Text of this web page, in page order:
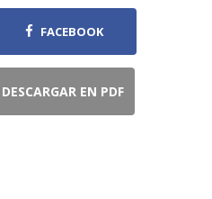
FACEBOOK
DESCARGAR EN PDF